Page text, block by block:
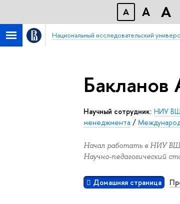
A A A
Национальный исследовательский
Бакланов
Научный сотрудник: НИУ
менеджмента /
Начал работать в НИУ
Научно-педагогический
Домашняя страница